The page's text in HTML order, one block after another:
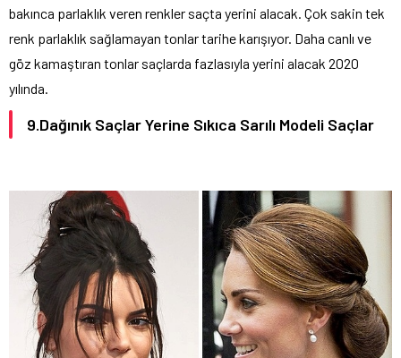
bakınca parlaklık veren renkler saçta yerini alacak. Çok sakin tek
renk parlaklık sağlamayan tonlar tarihe karışıyor. Daha canlı ve
göz kamaştıran tonlar saçlarda fazlasıyla yerini alacak 2020
yılında.
9.Dağınık Saçlar Yerine Sıkıca Sarılı Modeli Saçlar